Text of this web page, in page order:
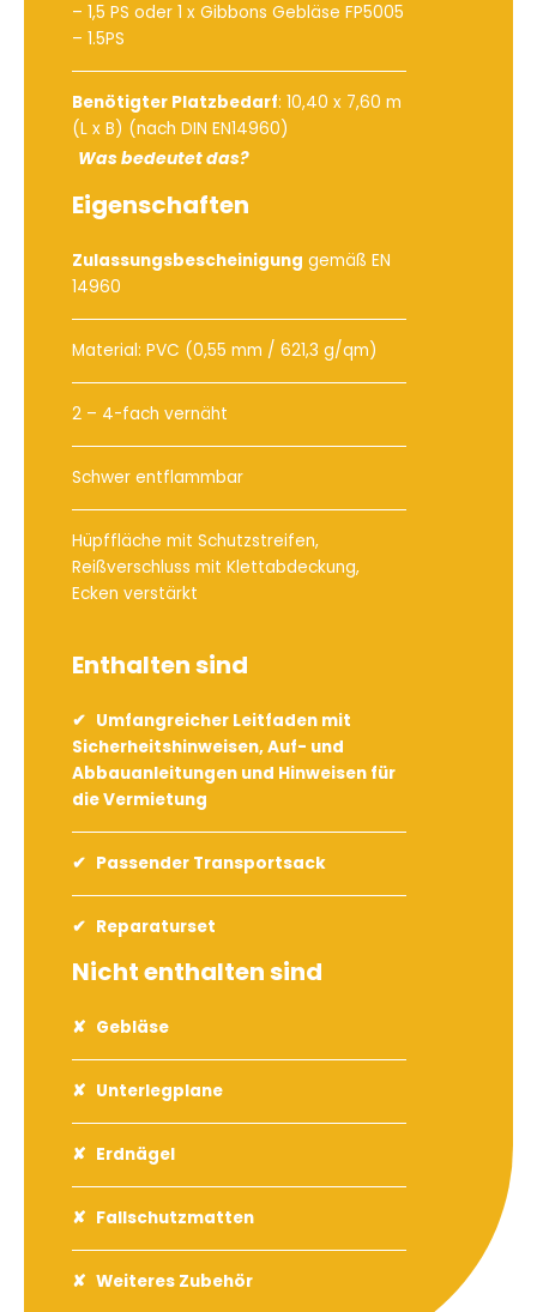
– 1,5 PS oder 1 x Gibbons Gebläse FP5005
– 1.5PS
Benötigter Platzbedarf: 10,40 x 7,60 m
(L x B) (nach DIN EN14960)
Was bedeutet das?
Eigenschaften
Zulassungsbescheinigung gemäß EN
14960
Material: PVC (0,55 mm / 621,3 g/qm)
2 – 4-fach vernäht
Schwer entflammbar
Hüpffläche mit Schutzstreifen,
Reißverschluss mit Klettabdeckung,
Ecken verstärkt
Enthalten sind
Umfangreicher Leitfaden mit
Sicherheitshinweisen, Auf- und
Abbauanleitungen und Hinweisen für
die Vermietung
Passender Transportsack
Reparaturset
Nicht enthalten sind
Gebläse
Unterlegplane
Erdnägel
Fallschutzmatten
Weiteres Zubehör